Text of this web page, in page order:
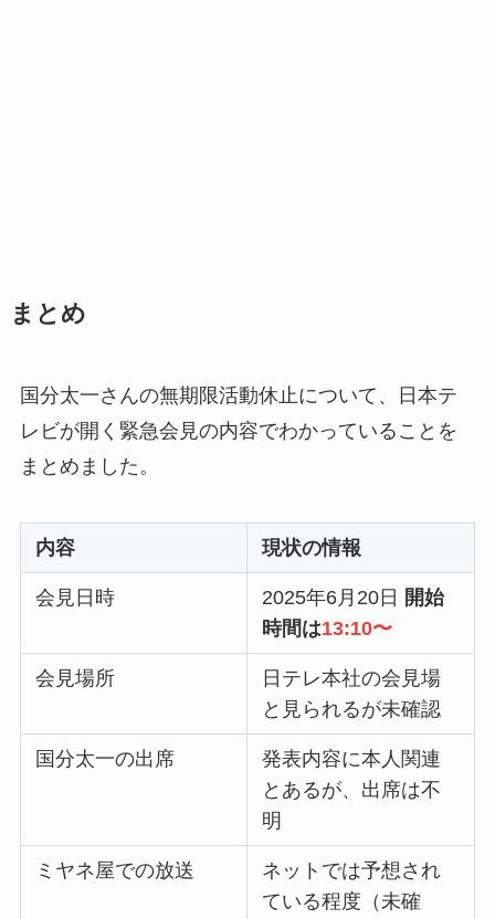
まとめ
国分太一さんの無期限活動休止について、日本テ
レビが開く緊急会見の内容でわかっていることを
まとめました。
内容 現状の情報
会見日時 2025年6月20日 開始
時間は13:10〜
会見場所
日テレ本社の会見場
と見られるが未確認
国分太一の出席
発表内容に本人関連
とあるが、出席は不
明
ミヤネ屋での放送
ネットでは予想され
ている程度（未確